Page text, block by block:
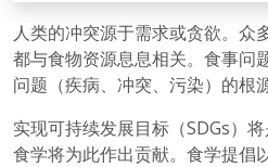
人类的冲突源于需求或贪欲。众
都与食物资源息息相关。食事问
问题（疾病、冲突、污染）的根
实现可持续发展目标（SDGs）
食学将为此作出贡献。食学提倡